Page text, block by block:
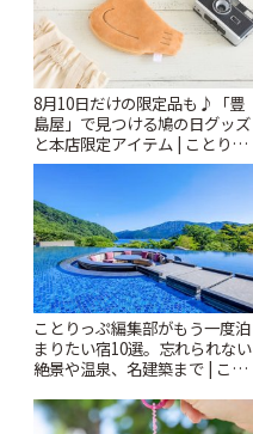
8月10日だけの限定品も♪「豊
島屋」で見つける鳩の日グッズ
と本店限定アイテム | ことりっ
ぷ
ことりっぷ編集部がもう一度泊
まりたい宿10選。忘れられない
絶景や温泉、名建築まで | こと